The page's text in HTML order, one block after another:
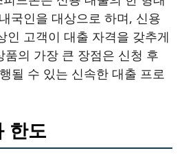
국인을 대상으로 하며, 신용
인 고객이 대출 자격을 갖추게
품의 가장 큰 장점은 신청 후
될 수 있는 신속한 대출 프로
한도